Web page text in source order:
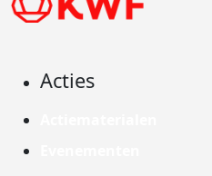
Acties